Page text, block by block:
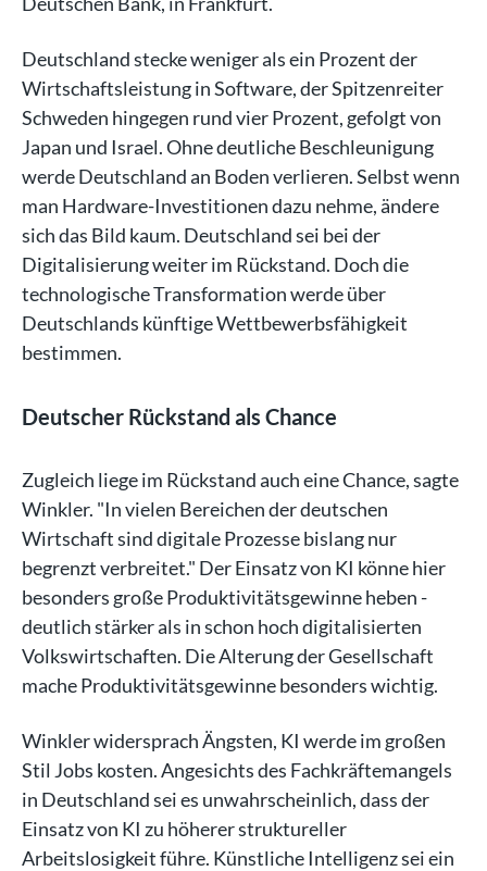
Deutschland stecke weniger als ein Prozent der
Wirtschaftsleistung in Software, der Spitzenreiter
Schweden hingegen rund vier Prozent, gefolgt von
Japan und Israel. Ohne deutliche Beschleunigung
werde Deutschland an Boden verlieren. Selbst wenn
man Hardware-Investitionen dazu nehme, ändere
sich das Bild kaum. Deutschland sei bei der
Digitalisierung weiter im Rückstand. Doch die
technologische Transformation werde über
Deutschlands künftige Wettbewerbsfähigkeit
bestimmen.
Deutscher Rückstand als Chance
Zugleich liege im Rückstand auch eine Chance, sagte
Winkler. "In vielen Bereichen der deutschen
Wirtschaft sind digitale Prozesse bislang nur
begrenzt verbreitet." Der Einsatz von KI könne hier
besonders große Produktivitätsgewinne heben -
deutlich stärker als in schon hoch digitalisierten
Volkswirtschaften. Die Alterung der Gesellschaft
mache Produktivitätsgewinne besonders wichtig.
Winkler widersprach Ängsten, KI werde im großen
Stil Jobs kosten. Angesichts des Fachkräftemangels
in Deutschland sei es unwahrscheinlich, dass der
Einsatz von KI zu höherer struktureller
Arbeitslosigkeit führe. Künstliche Intelligenz sei ein